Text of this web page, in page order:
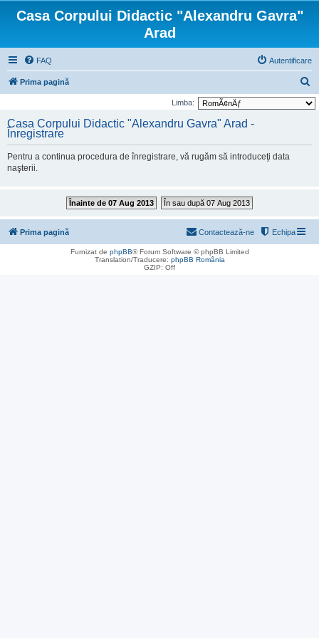
Casa Corpului Didactic "Alexandru Gavra"
Arad
FAQ Autentificare
Prima pagină
ă
Limba:
Casa Corpului Didactic "Alexandru Gavra" Arad -
Înregistrare
Pentru a continua procedura de înregistrare, vă rugăm să introduceţi data
naşterii.
Înainte de 07 Aug 2013 În sau după 07 Aug 2013
Prima pagină Echipa
Contactează-ne
Furnizat de phpBB® Forum Software © phpBB Limited
Translation/Traducere: phpBB România
GZIP: Off